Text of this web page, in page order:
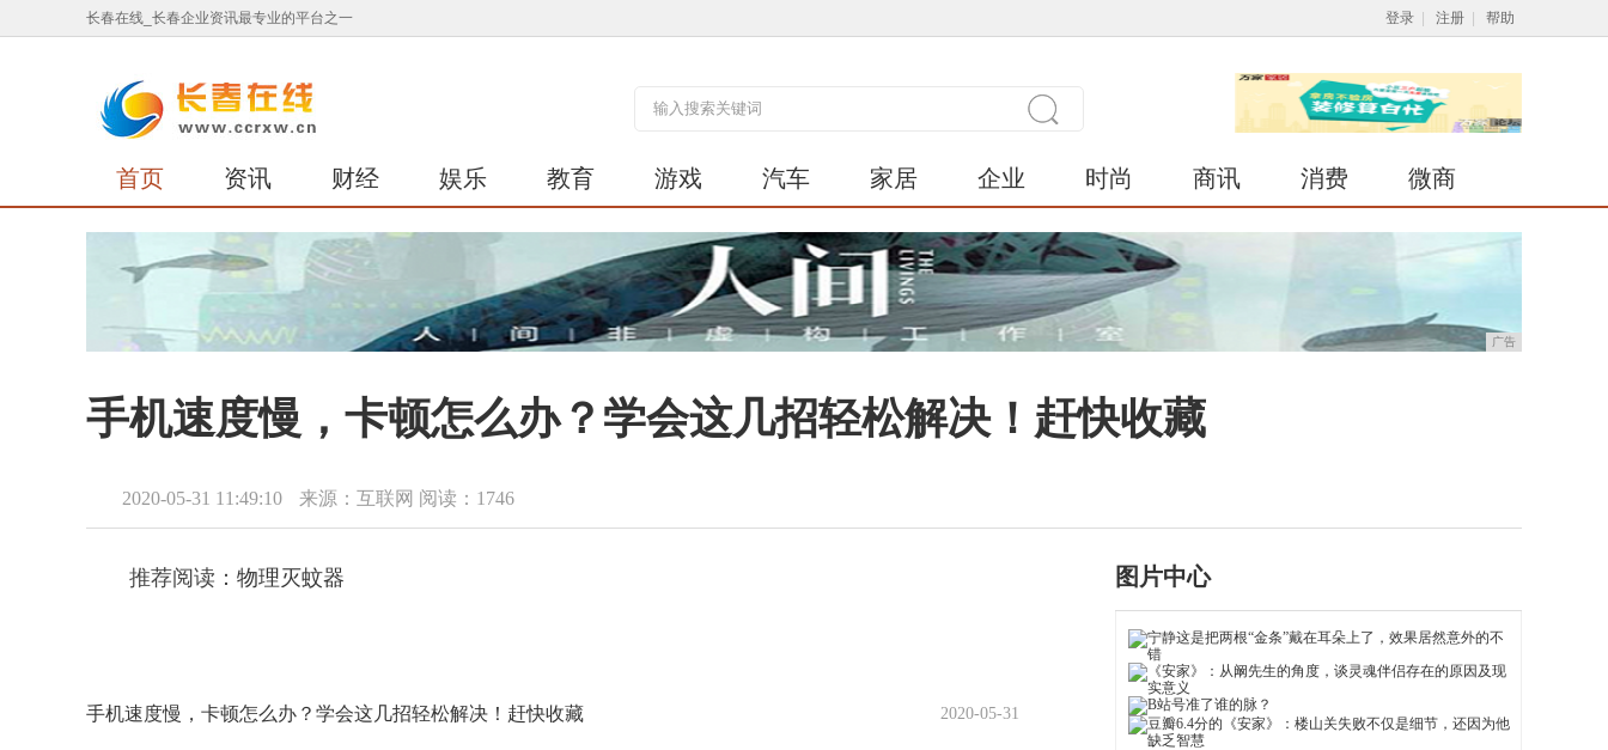
长春在线_长春企业资讯最专业的平台之一 登录 注册 帮助
首页 资讯 财经 娱乐 教育 游戏 汽车 家居 企业 时尚 商讯 消费 微商
广告
手机速度慢，卡顿怎么办？学会这几招轻松解决！赶快收藏
2020-05-31 11:49:10 来源：互联网 阅读：1746
推荐阅读： 物理灭蚊器
2020-05-31
手机速度慢，卡顿怎么办？学会这几招轻松解决！赶快收藏
图片中心